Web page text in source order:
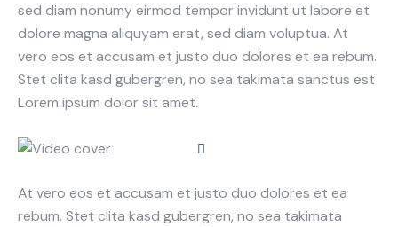
sed diam nonumy eirmod tempor invidunt ut labore et
dolore magna aliquyam erat, sed diam voluptua. At
vero eos et accusam et justo duo dolores et ea rebum.
Stet clita kasd gubergren, no sea takimata sanctus est
Lorem ipsum dolor sit amet.
At vero eos et accusam et justo duo dolores et ea
rebum. Stet clita kasd gubergren, no sea takimata